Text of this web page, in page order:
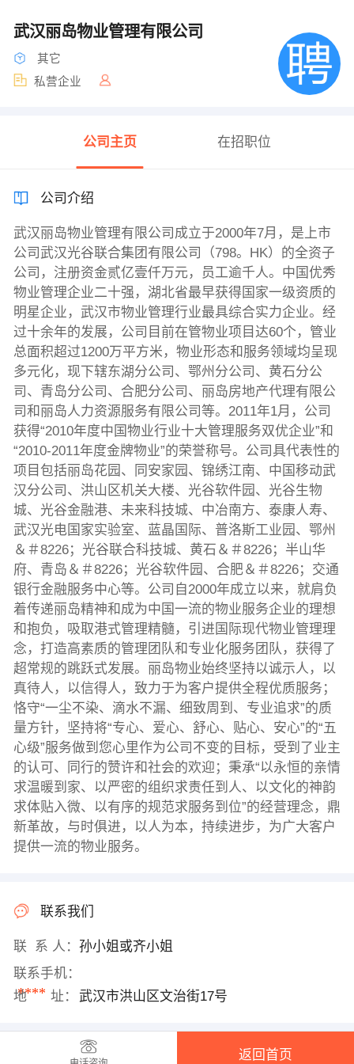
武汉丽岛物业管理有限公司
其它
私营企业
公司主页 在招职位
公司介绍
武汉丽岛物业管理有限公司成立于2000年7月，是上市
公司武汉光谷联合集团有限公司（798。HK）的全资子
公司，注册资金贰亿壹仟万元，员工逾千人。中国优秀
物业管理企业二十强，湖北省最早获得国家一级资质的
明星企业，武汉市物业管理行业最具综合实力企业。经
过十余年的发展，公司目前在管物业项目达60个，管业
总面积超过1200万平方米，物业形态和服务领域均呈现
多元化，现下辖东湖分公司、鄂州分公司、黄石分公
司、青岛分公司、合肥分公司、丽岛房地产代理有限公
司和丽岛人力资源服务有限公司等。2011年1月，公司
获得“2010年度中国物业行业十大管理服务双优企业”和
“2010-2011年度金牌物业”的荣誉称号。公司具代表性的
项目包括丽岛花园、同安家园、锦绣江南、中国移动武
汉分公司、洪山区机关大楼、光谷软件园、光谷生物
城、光谷金融港、未来科技城、中冶南方、泰康人寿、
武汉光电国家实验室、蓝晶国际、普洛斯工业园、鄂州
＆＃8226；光谷联合科技城、黄石＆＃8226；半山华
府、青岛＆＃8226；光谷软件园、合肥＆＃8226；交通
银行金融服务中心等。公司自2000年成立以来，就肩负
着传递丽岛精神和成为中国一流的物业服务企业的理想
和抱负，吸取港式管理精髓，引进国际现代物业管理理
念，打造高素质的管理团队和专业化服务团队，获得了
超常规的跳跃式发展。丽岛物业始终坚持以诚示人，以
真待人，以信得人，致力于为客户提供全程优质服务；
恪守“一尘不染、滴水不漏、细致周到、专业追求”的质
量方针，坚持将“专心、爱心、舒心、贴心、安心”的“五
心级”服务做到您心里作为公司不变的目标，受到了业主
的认可、同行的赞许和社会的欢迎；秉承“以永恒的亲情
求温暖到家、以严密的组织求责任到人、以文化的神韵
求体贴入微、以有序的规范求服务到位”的经营理念，鼎
新革故，与时俱进，以人为本，持续进步，为广大客户
提供一流的物业服务。
联系我们
联 系 人： 孙小姐或齐小姐
联系手机：
****
地 址： 武汉市洪山区文治街17号
返回首页